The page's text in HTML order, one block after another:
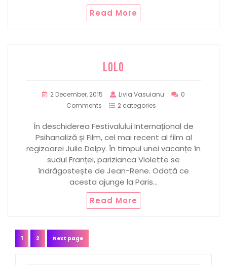
Read More
LOLO
2 December, 2015 Livia Vasuianu
0
Comments
2 categories
În deschiderea Festivalului Internațional de
Psihanaliză și Film, cel mai recent al film al
regizoarei Julie Delpy. În timpul unei vacanțe în
sudul Franței, parizianca Violette se
îndrăgostește de Jean-Rene. Odată ce
acesta ajunge la Paris…
Read More
Posts
Page
1 Page
2 Next page